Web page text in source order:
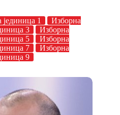
1
Изборна
3
Изборна
5
Изборна
7
Изборна
9